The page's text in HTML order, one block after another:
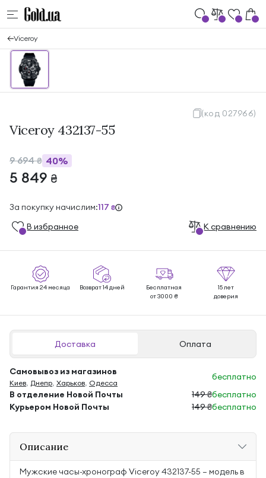
Viceroy
(код 027966)
Viceroy 432137-55
9 694₴ 40%
5 849 ₴
За покупку начислим:117 ₴
В избранноe К сравнению
Гарантия 24 месяца Возврат 14 дней
Бесплатная
от 3000 ₴
15 лет
доверия
Доставка Оплата
Самовывоз из магазинов
Киев, Днепр, Харьков, Одесса
бесплатно
В отделение Новой Почты
149 ₴бесплатно
Курьером Новой Почты
149 ₴бесплатно
Описание
Мужские часы-хронограф Viceroy 432137-55 — модель в